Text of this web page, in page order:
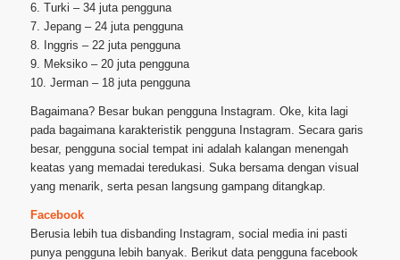
6. Turki – 34 juta pengguna
7. Jepang – 24 juta pengguna
8. Inggris – 22 juta pengguna
9. Meksiko – 20 juta pengguna
10. Jerman – 18 juta pengguna
Bagaimana? Besar bukan pengguna Instagram. Oke, kita lagi
pada bagaimana karakteristik pengguna Instagram. Secara garis
besar, pengguna social tempat ini adalah kalangan menengah
keatas yang memadai teredukasi. Suka bersama dengan visual
yang menarik, serta pesan langsung gampang ditangkap.
Facebook
Berusia lebih tua disbanding Instagram, social media ini pasti
punya pengguna lebih banyak. Berikut data pengguna facebook